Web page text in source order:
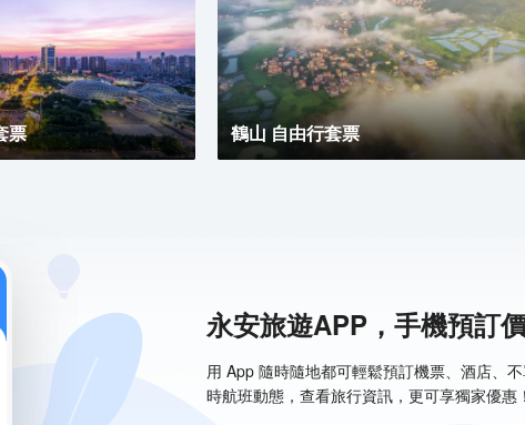
票 鶴山 自由行套票
永安旅遊APP，手機預訂
用 App 隨時隨地都可輕鬆預訂機票、酒店、
時航班動態，查看旅行資訊，更可享獨家優惠！